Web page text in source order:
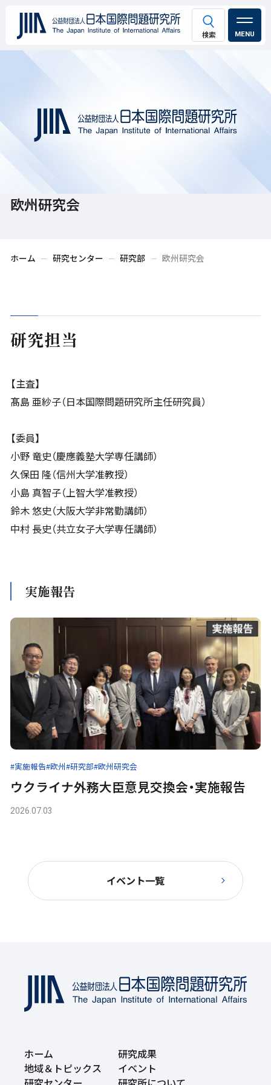
MENU
欧州研究会
ホーム 研究センター 研究部 欧州研究会
研究担当
【主査】
髙島 亜紗子（日本国際問題研究所主任研究員）
【委員】
小野 竜史（慶應義塾大学専任講師）
久保田 隆（信州大学准教授）
小島 真智子（上智大学准教授）
鈴木 悠史（大阪大学非常勤講師）
中村 長史（共立女子大学専任講師）
実施報告
#実施報告#欧州#研究部#欧州研究会
ウクライナ外務大臣意見交換会・実施報告
2026.07.03
イベント一覧
ホーム
研究成果
地域＆トピックス
イベント